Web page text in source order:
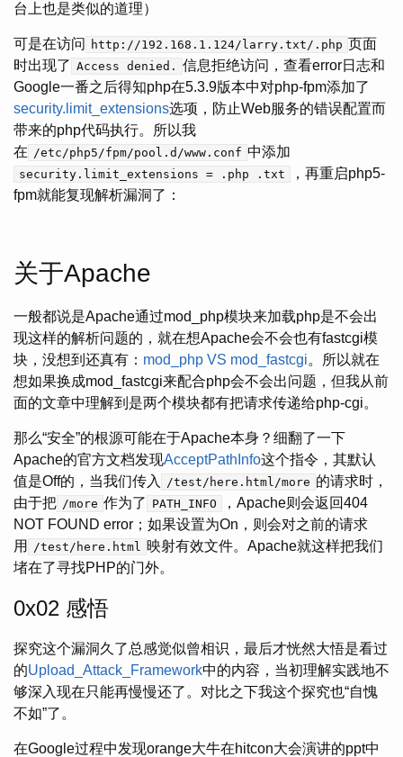
台上也是类似的道理）
可是在访问 http://192.168.1.124/larry.txt/.php 页面
时出现了 Access denied. 信息拒绝访问，查看error日志和
Google一番之后得知php在5.3.9版本中对php-fpm添加了
security.limit_extensions选项，防止Web服务的错误配置而
带来的php代码执行。所以我
在 /etc/php5/fpm/pool.d/www.conf 中添加
security.limit_extensions = .php .txt
，再重启php5-
fpm就能复现解析漏洞了：
关于Apache
一般都说是Apache通过mod_php模块来加载php是不会出
现这样的解析问题的，就在想Apache会不会也有fastcgi模
块，没想到还真有： mod_php VS mod_fastcgi。所以就在
想如果换成mod_fastcgi来配合php会不会出问题，但我从前
面的文章中理解到是两个模块都有把请求传递给php-cgi。
那么“安全”的根源可能在于Apache本身？细翻了一下
Apache的官方文档发现AcceptPathInfo这个指令，其默认
值是Off的，当我们传入
/test/here.html/more 的请求时，
由于把 /more 作为了 PATH_INFO
，Apache则会返回404
NOT FOUND error；如果设置为On，则会对之前的请求
用
/test/here.html 映射有效文件。Apache就这样把我们
堵在了寻找PHP的门外。
0x02 感悟
探究这个漏洞久了总感觉似曾相识，最后才恍然大悟是看过
的Upload_Attack_Framework中的内容，当初理解实践地不
够深入现在只能再慢慢还了。对比之下我这个探究也“自愧
不如”了。
在Google过程中发现orange大牛在hitcon大会演讲的ppt中